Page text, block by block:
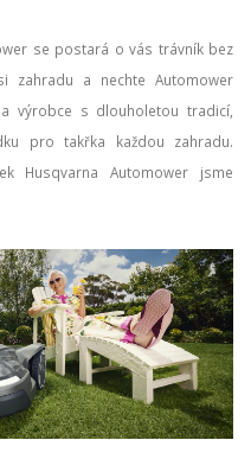
se postará o vás trávník bez
zahradu a nechte Automower
výrobce s dlouholetou tradicí,
pro takřka každou zahradu.
Husqvarna Automower jsme